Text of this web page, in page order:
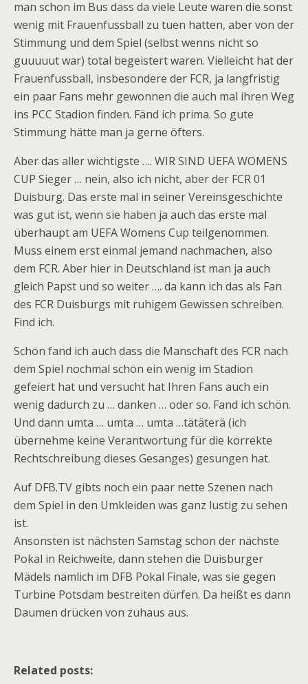
man schon im Bus dass da viele Leute waren die sonst
wenig mit Frauenfussball zu tuen hatten, aber von der
Stimmung und dem Spiel (selbst wenns nicht so
guuuuut war) total begeistert waren. Vielleicht hat der
Frauenfussball, insbesondere der FCR, ja langfristig
ein paar Fans mehr gewonnen die auch mal ihren Weg
ins PCC Stadion finden. Fänd ich prima. So gute
Stimmung hätte man ja gerne öfters.
Aber das aller wichtigste …. WIR SIND UEFA WOMENS
CUP Sieger … nein, also ich nicht, aber der FCR 01
Duisburg. Das erste mal in seiner Vereinsgeschichte
was gut ist, wenn sie haben ja auch das erste mal
überhaupt am UEFA Womens Cup teilgenommen.
Muss einem erst einmal jemand nachmachen, also
dem FCR. Aber hier in Deutschland ist man ja auch
gleich Papst und so weiter …. da kann ich das als Fan
des FCR Duisburgs mit ruhigem Gewissen schreiben.
Find ich.
Schön fand ich auch dass die Manschaft des FCR nach
dem Spiel nochmal schön ein wenig im Stadion
gefeiert hat und versucht hat Ihren Fans auch ein
wenig dadurch zu … danken … oder so. Fand ich schön.
Und dann umta … umta … umta …tätäterä (ich
übernehme keine Verantwortung für die korrekte
Rechtschreibung dieses Gesanges) gesungen hat.
Auf DFB.TV gibts noch ein paar nette Szenen nach
dem Spiel in den Umkleiden was ganz lustig zu sehen
ist.
Ansonsten ist nächsten Samstag schon der nächste
Pokal in Reichweite, dann stehen die Duisburger
Mädels nämlich im DFB Pokal Finale, was sie gegen
Turbine Potsdam bestreiten dürfen. Da heißt es dann
Daumen drücken von zuhaus aus.
Related posts: